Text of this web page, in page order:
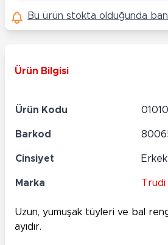
Bu ürün stokta olduğunda
Ürün Bilgisi
Ürün Kodu
Barkod
Cinsiyet
Marka Trudi
Uzun, yumuşak tüyleri ve bal
ayıdır.